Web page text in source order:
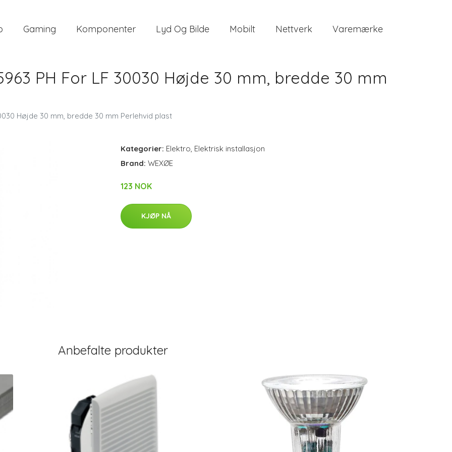
Gaming Komponenter Lyd Og Bilde Mobilt Nettverk Varemærke
PH For LF 30030 Højde 30 mm, bredde 30 mm
Højde 30 mm, bredde 30 mm Perlehvid plast
Kategorier: Elektro, Elektrisk installasjon
Brand: WEXØE
123 NOK
KJØP NÅ
Anbefalte produkter